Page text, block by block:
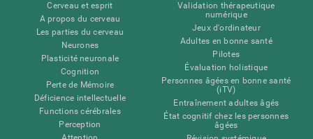
Cerveau et esprit
A propos du cerveau
Les parties du cerveau
Neurones
Plasticité neuronale
Cognition
Perte de Mémoire
Déficience intellectuelle
Functions cérébrales
Perception
Validation thérapeutique
numérique
Jeux d'ordinateur
Adultes en bonne santé
Pilotes
Évaluation holistique
Personnes âgées en bonne santé
(iTV)
Entraînement adultes âgés
État cognitif chez les personnes
âgées